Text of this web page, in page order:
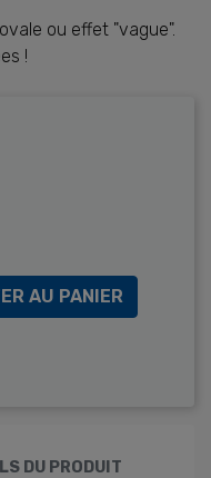
ou effet "vague".
!
AU PANIER
DU PRODUIT